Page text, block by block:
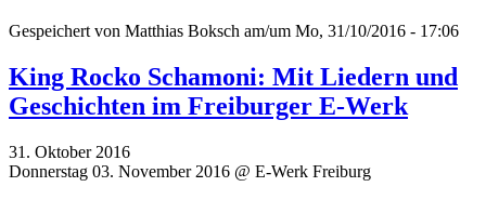
Gespeichert von Matthias Boksch am/um Mo, 31/10/2016 - 17:06
King Rocko Schamoni: Mit Liedern und
Geschichten im Freiburger E-Werk
31. Oktober 2016
Donnerstag 03. November 2016 @ E-Werk Freiburg